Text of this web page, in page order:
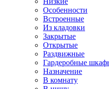
Особенности
Встроенные
Из кладовки
Закрытые
Открытые
Раздвижные
Гардеробные
Назначение
В комнату